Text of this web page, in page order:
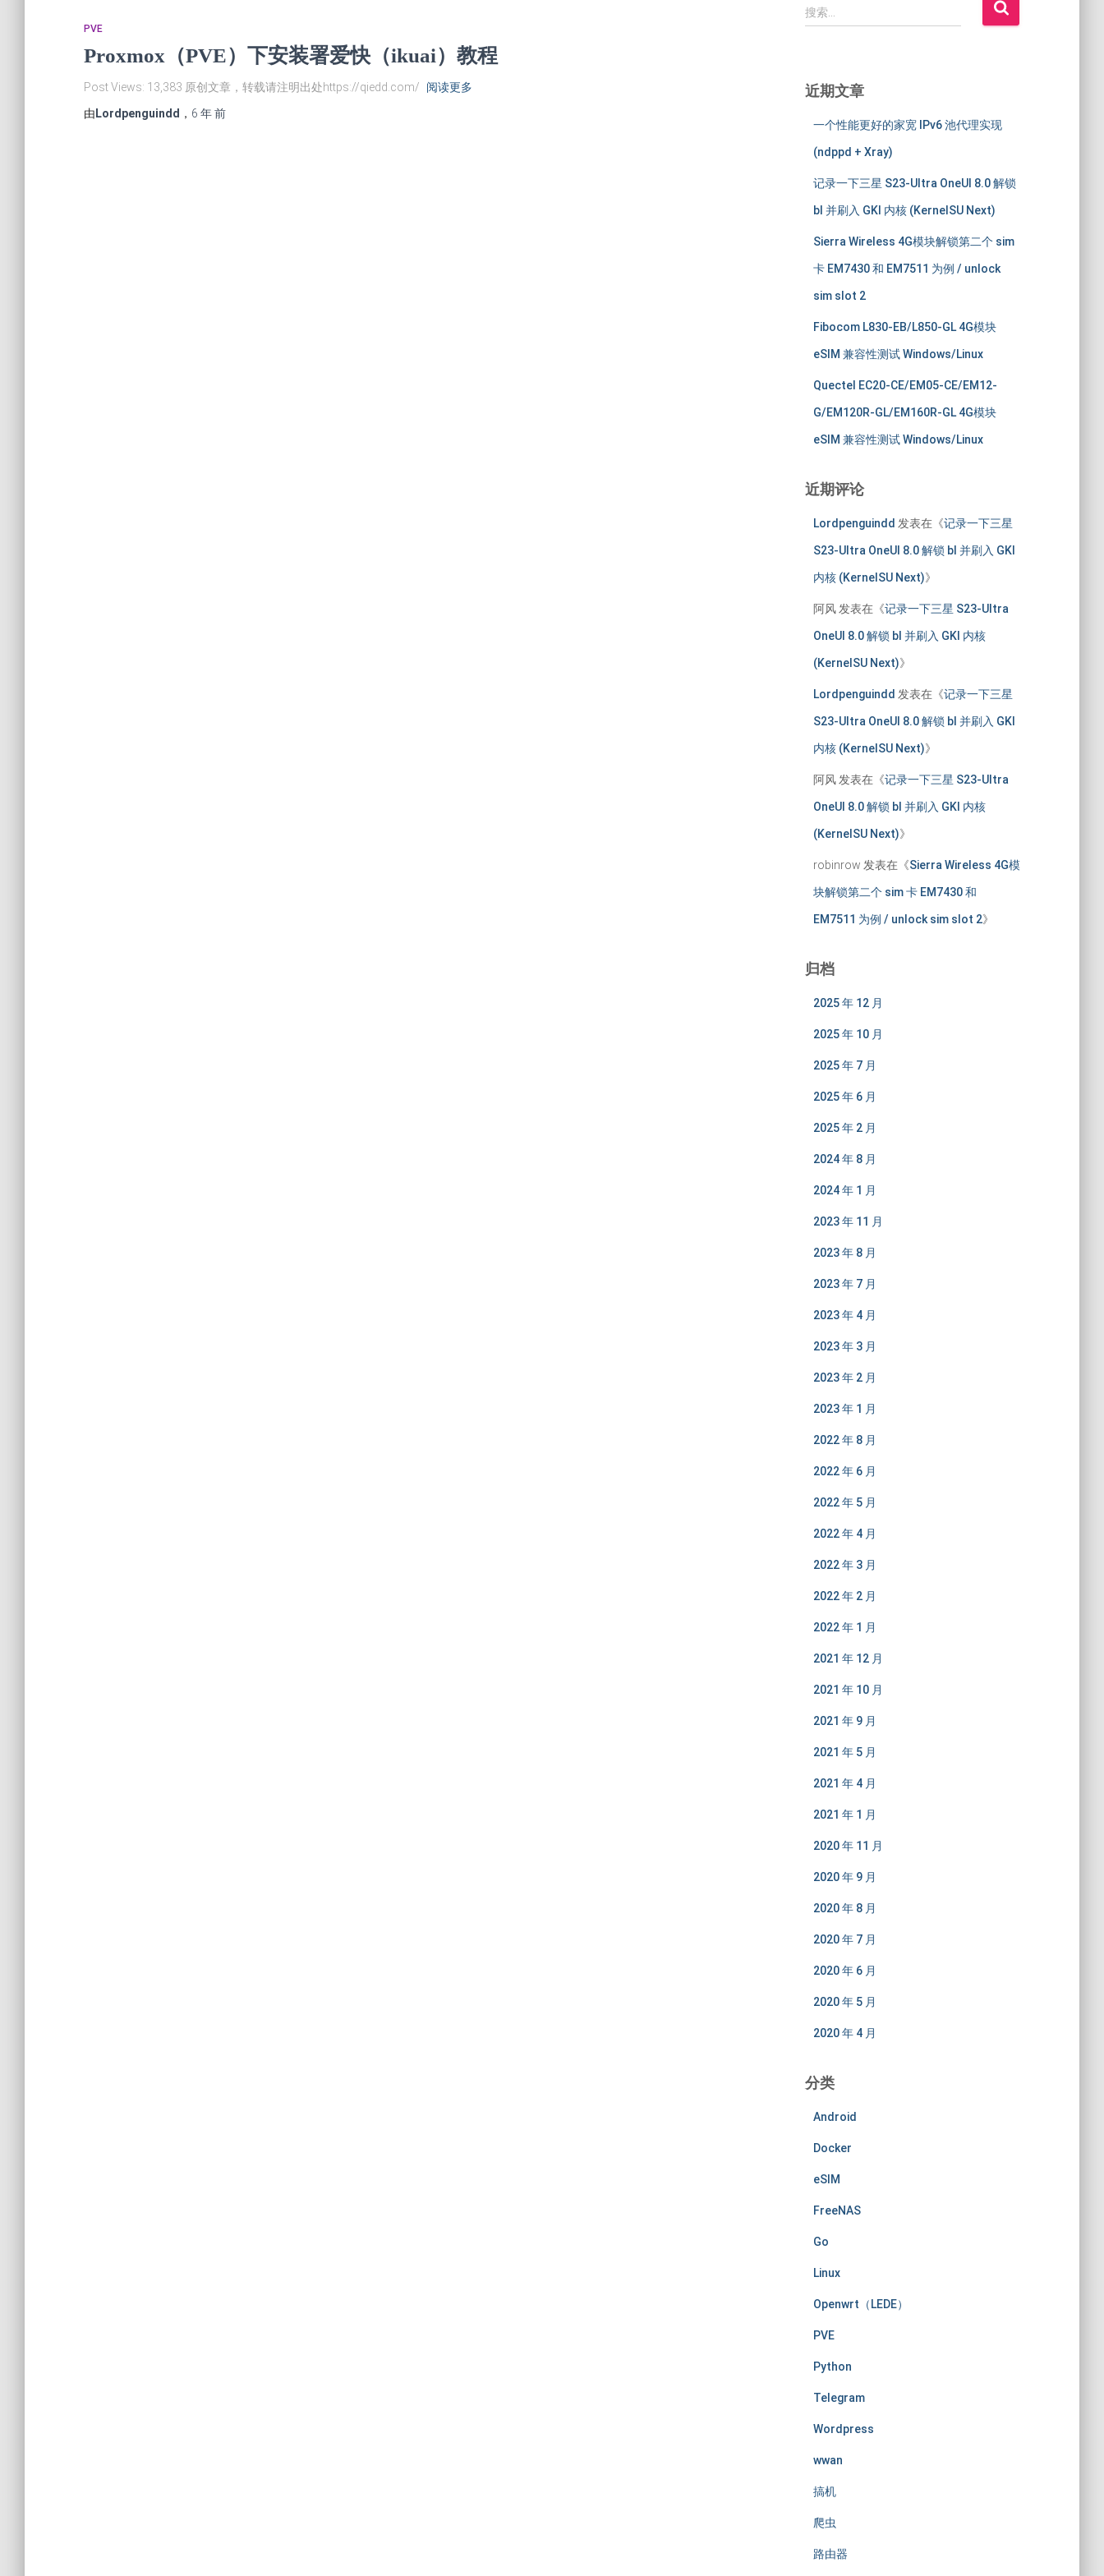
PVE
Proxmox（PVE）下安装署爱快（ikuai）教程
Post Views: 13,383 原创文章，转载请注明出处https://qiedd.com/
阅读更多
由 Lordpenguindd ， 6 年前
搜
索
搜索…
近期文章
一个性能更好的家宽 IPv6 池代理实现
(ndppd + Xray)
记录一下三星 S23-Ultra OneUI 8.0 解锁
bl 并刷入 GKI 内核 (KernelSU Next)
Sierra Wireless 4G模块解锁第二个 sim
卡 EM7430 和 EM7511 为例 / unlock
sim slot 2
Fibocom L830-EB/L850-GL 4G模块
eSIM 兼容性测试 Windows/Linux
Quectel EC20-CE/EM05-CE/EM12-
G/EM120R-GL/EM160R-GL 4G模块
eSIM 兼容性测试 Windows/Linux
近期评论
Lordpenguindd 发表在《记录一下三星
S23-Ultra OneUI 8.0 解锁 bl 并刷入 GKI
内核 (KernelSU Next)》
阿风发表在《记录一下三星 S23-Ultra
OneUI 8.0 解锁 bl 并刷入 GKI 内核
(KernelSU Next)》
Lordpenguindd 发表在《记录一下三星
S23-Ultra OneUI 8.0 解锁 bl 并刷入 GKI
内核 (KernelSU Next)》
阿风发表在《记录一下三星 S23-Ultra
OneUI 8.0 解锁 bl 并刷入 GKI 内核
(KernelSU Next)》
robinrow 发表在《Sierra Wireless 4G模
块解锁第二个 sim 卡 EM7430 和
EM7511 为例 / unlock sim slot 2》
归档
2025 年 12 月
2025 年 10 月
2025 年 7 月
2025 年 6 月
2025 年 2 月
2024 年 8 月
2024 年 1 月
2023 年 11 月
2023 年 8 月
2023 年 7 月
2023 年 4 月
2023 年 3 月
2023 年 2 月
2023 年 1 月
2022 年 8 月
2022 年 6 月
2022 年 5 月
2022 年 4 月
2022 年 3 月
2022 年 2 月
2022 年 1 月
2021 年 12 月
2021 年 10 月
2021 年 9 月
2021 年 5 月
2021 年 4 月
2021 年 1 月
2020 年 11 月
2020 年 9 月
2020 年 8 月
2020 年 7 月
2020 年 6 月
2020 年 5 月
2020 年 4 月
分类
Android
Docker
eSIM
FreeNAS
Go
Linux
Openwrt（LEDE）
PVE
Python
Telegram
Wordpress
wwan
搞机
爬虫
路由器